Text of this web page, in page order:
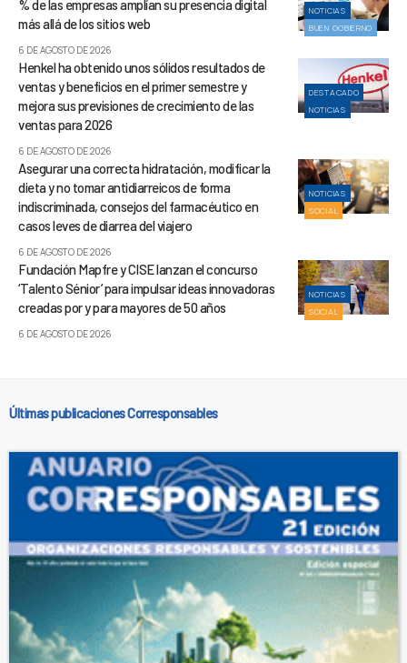
NOTICIAS
BUEN GOBIERNO
% de las empresas amplían su presencia digital
más allá de los sitios web
6 DE AGOSTO DE 2026
DESTACADO
NOTICIAS
Henkel ha obtenido unos sólidos resultados de
ventas y beneficios en el primer semestre y
mejora sus previsiones de crecimiento de las
ventas para 2026
6 DE AGOSTO DE 2026
NOTICIAS
SOCIAL
Asegurar una correcta hidratación, modificar la
dieta y no tomar antidiarreicos de forma
indiscriminada, consejos del farmacéutico en
casos leves de diarrea del viajero
6 DE AGOSTO DE 2026
NOTICIAS
SOCIAL
Fundación Mapfre y CISE lanzan el concurso
‘Talento Sénior’ para impulsar ideas innovadoras
creadas por y para mayores de 50 años
6 DE AGOSTO DE 2026
Últimas publicaciones Corresponsables